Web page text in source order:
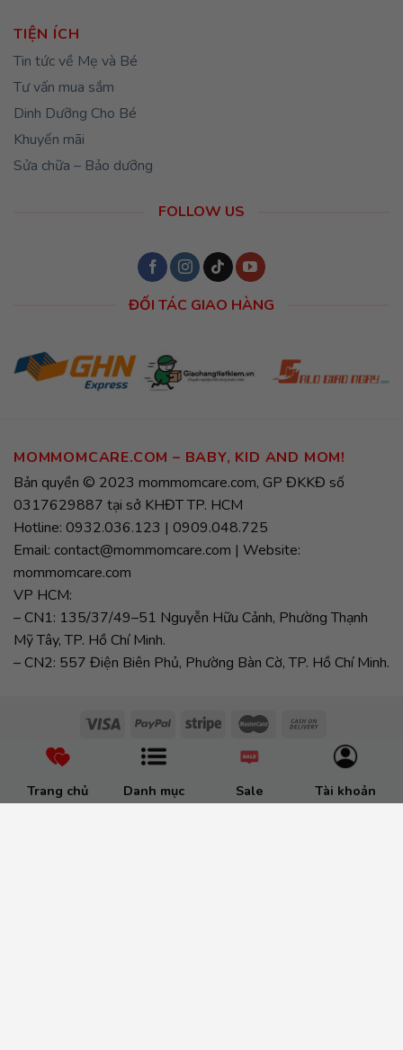
Trang chủ Danh mục Sale Tài khoản
TIỆN ÍCH
Tin tức về Mẹ và Bé
Tư vấn mua sắm
Dinh Dưỡng Cho Bé
Khuyến mãi
Sửa chữa – Bảo dưỡng
FOLLOW US
ĐỐI TÁC GIAO HÀNG
MOMMOMCARE.COM – BABY, KID AND MOM!
Bản quyền © 2023 mommomcare.com, GP ĐKKĐ số
0317629887 tại sở KHĐT TP. HCM
Hotline: 0932.036.123 | 0909.048.725
Email: contact@mommomcare.com | Website:
mommomcare.com
VP HCM:
– CN1: 135/37/49–51 Nguyễn Hữu Cảnh, Phường Thạnh
Mỹ Tây, TP. Hồ Chí Minh.
– CN2: 557 Điện Biên Phủ, Phường Bàn Cờ, TP. Hồ Chí Minh.